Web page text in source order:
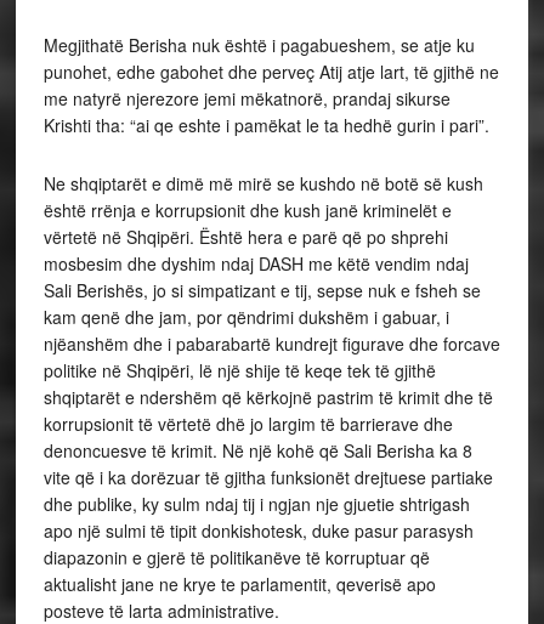
Megjithatë Berisha nuk është i pagabueshem, se atje ku
punohet, edhe gabohet dhe perveç Atij atje lart, të gjithë ne
me natyrë njerezore jemi mëkatnorë, prandaj sikurse
Krishti tha: “ai qe eshte i pamëkat le ta hedhë gurin i pari”.
Ne shqiptarët e dimë më mirë se kushdo në botë së kush
është rrënja e korrupsionit dhe kush janë kriminelët e
vërtetë në Shqipëri. Është hera e parë që po shprehi
mosbesim dhe dyshim ndaj DASH me këtë vendim ndaj
Sali Berishës, jo si simpatizant e tij, sepse nuk e fsheh se
kam qenë dhe jam, por qëndrimi dukshëm i gabuar, i
njëanshëm dhe i pabarabartë kundrejt figurave dhe forcave
politike në Shqipëri, lë një shije të keqe tek të gjithë
shqiptarët e ndershëm që kërkojnë pastrim të krimit dhe të
korrupsionit të vërtetë dhë jo largim të barrierave dhe
denoncuesve të krimit. Në një kohë që Sali Berisha ka 8
vite që i ka dorëzuar të gjitha funksionët drejtuese partiake
dhe publike, ky sulm ndaj tij i ngjan nje gjuetie shtrigash
apo një sulmi të tipit donkishotesk, duke pasur parasysh
diapazonin e gjerë të politikanëve të korruptuar që
aktualisht jane ne krye te parlamentit, qeverisë apo
posteve të larta administrative.